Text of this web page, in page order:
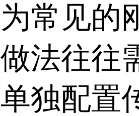
为常见的
做法往往
单独配置